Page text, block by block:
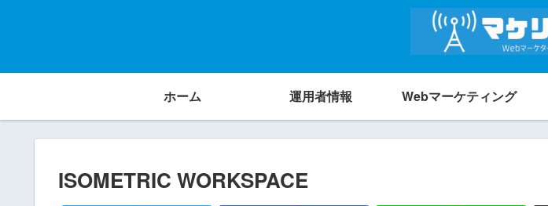
ホーム 運用者情報 Webマーケティング
ISOMETRIC WORKSPACE